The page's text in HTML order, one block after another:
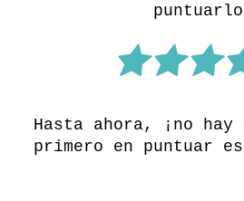
Hasta ahora, ¡no
primero en puntuar